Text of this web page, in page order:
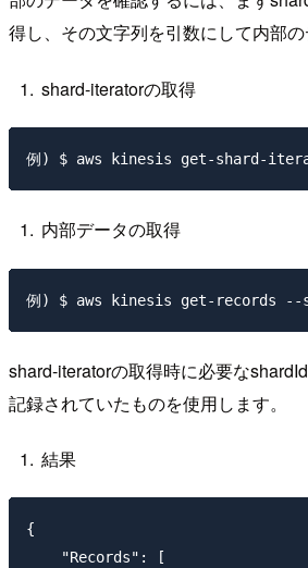
得し、その文字列を引数にして内部の
shard-iteratorの取得
内部データの取得
shard-iteratorの取得時に必要な
記録されていたものを使用します。
結果
{
    "Records": [